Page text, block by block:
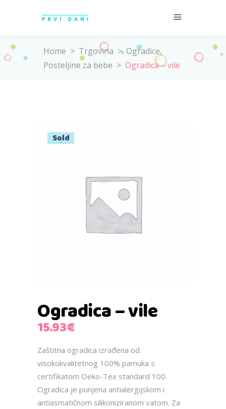
Home > Trgovina >Ogradice,
Posteljine za bebe > Ogradica – vile
Sold
Ogradica – vile
15.93€
Zaštitna ogradica izrađena od
visokokvalitetnog 100% pamuka s
certifikatom Oeko-Tex standard 100.
Ogradica je punjena antialergijskom i
antiasmatičnom silikoniziranom vatom. Za